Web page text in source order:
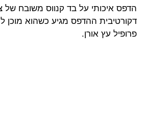
הדפס איכותי על בד קנווס משובח של
דקורטיבית ההדפס מגיע כשהוא מוכן
פרופיל עץ אורן.